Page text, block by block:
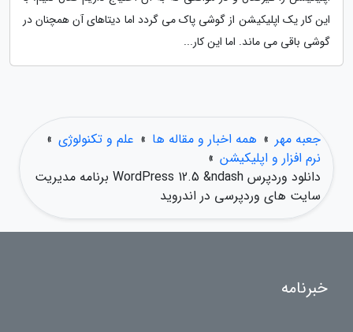
این کار یک اپلیکیشن از گوشی پاک می گردد اما دیتاهای آن همچنان در
گوشی باقی می ماند. اما این کار...
جعبه مهر » همه اخبار و مقاله ها » علم و تکنولوژی »
نرم افزار و اپلیکیشن »
دانلود وردپرس WordPress 12.5 &ndash برنامه مدیریت
سایت های وردپرسی در اندروید
خبرنامه